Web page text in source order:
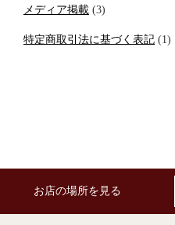
メディア掲載 (3)
特定商取引法に基づく表記 (1)
お店の場所を見る